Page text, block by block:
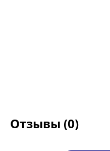
Отзывы (0)